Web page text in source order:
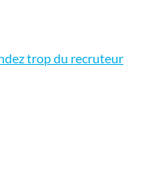
trop du recruteur